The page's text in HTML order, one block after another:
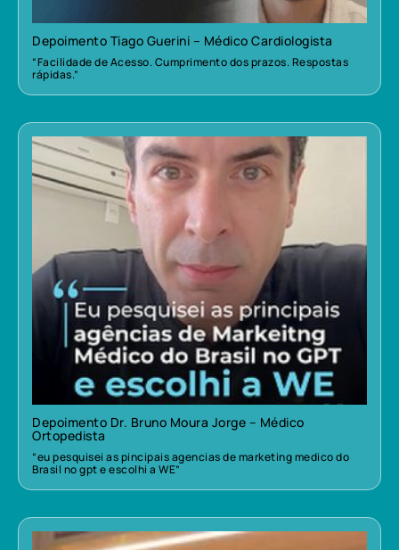
Depoimento Tiago Guerini – Médico Cardiologista
“Facilidade de Acesso. Cumprimento dos prazos. Respostas
rápidas.”
Depoimento Dr. Bruno Moura Jorge – Médico
Ortopedista
“eu pesquisei as pincipais agencias de marketing medico do
Brasil no gpt e escolhi a WE”